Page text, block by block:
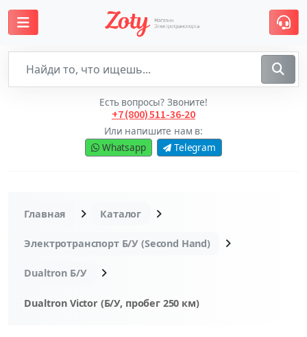
Есть вопросы? Звоните!
+7 (800) 511-36-20
Или напишите нам в:
Whatsapp
Telegram
Главная Каталог
Электротранспорт Б/У (Second Hand)
Dualtron Б/У
Dualtron Victor (Б/У, пробег 250 км)